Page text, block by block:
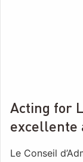
Acting for
excellente
Le Conseil